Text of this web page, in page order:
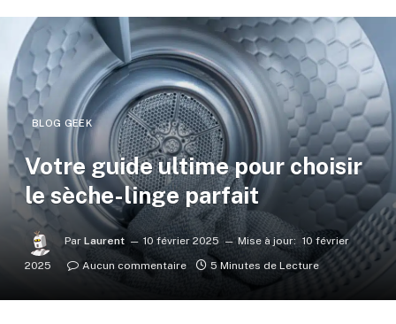
BLOG GEEK
Votre guide ultime pour choisir
le sèche-linge parfait
Par Laurent 10 février 2025 Mise à jour: 10 février
2025
Aucun commentaire 5 Minutes de Lecture